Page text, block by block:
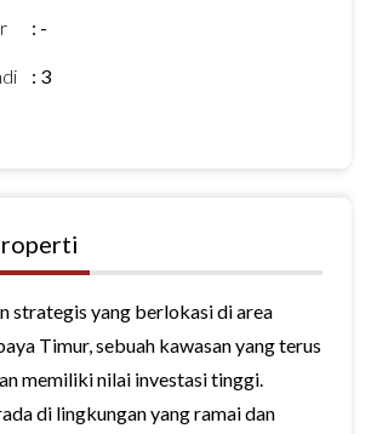
: -
: 3
strategis yang berlokasi di area
Timur, sebuah kawasan yang terus
memiliki nilai investasi tinggi.
di lingkungan yang ramai dan